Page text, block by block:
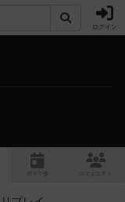
ログイン
ボ ドゲ コミュニティ